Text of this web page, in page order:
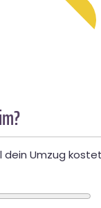
dein Umzug